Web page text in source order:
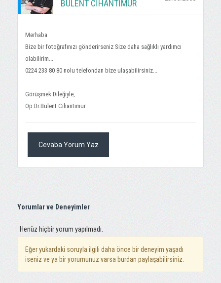
BÜLENT CİHANTİMUR
Merhaba
Bize bir fotoğrafınızı gönderirseniz Size daha sağlıklı yardımcı
olabilirim...
0224 233 80 80 nolu telefondan bize ulaşabilirsiniz...
Görüşmek Dileğiyle,
Op.Dr.Bülent Cihantimur
Cevaba Yorum Yaz
Yorumlar ve Deneyimler
Henüz hiçbir yorum yapılmadı.
Eğer yukardaki soruyla ilgili daha önce bir deneyim yaşadı
iseniz ve ya bir yorumunuz varsa burdan paylaşabilirsiniz.